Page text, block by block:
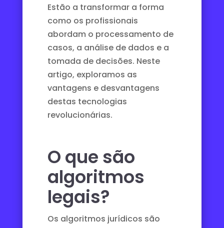
Estão a transformar a forma
como os profissionais
abordam o processamento de
casos, a análise de dados e a
tomada de decisões. Neste
artigo, exploramos as
vantagens e desvantagens
destas tecnologias
revolucionárias.
O que são
algoritmos
legais?
Os algoritmos jurídicos são